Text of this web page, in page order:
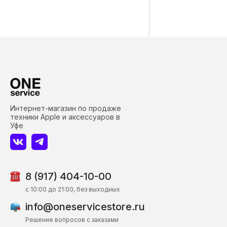
8 (917) 404-10-00
info@oneservicestore.ru
c 10:00 до 21:00, без выходных
Решение вопросов с заказами
Интернет-магазин по продаже
техники Apple и аксессуаров в
Уфе